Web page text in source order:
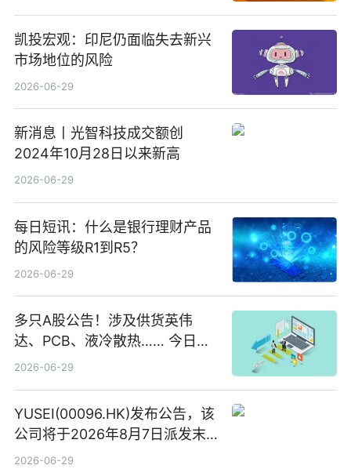
凯投宏观：印尼仍面临失去新兴
市场地位的风险
2026-06-29
新消息丨光智科技成交额创
2024年10月28日以来新高
2026-06-29
每日短讯：什么是银行理财产品
的风险等级R1到R5？
2026-06-29
多只A股公告！涉及供货英伟
达、PCB、液冷散热…… 今日快
讯
2026-06-29
YUSEI(00096.HK)发布公告，该
公司将于2026年8月7日派发末
期股息每股人民币0.013元 每日
2026-06-29